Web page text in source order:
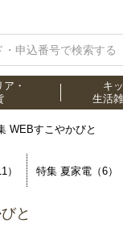
・
キ
生活
WEBすこやかびと
特集 夏家電（6）
と